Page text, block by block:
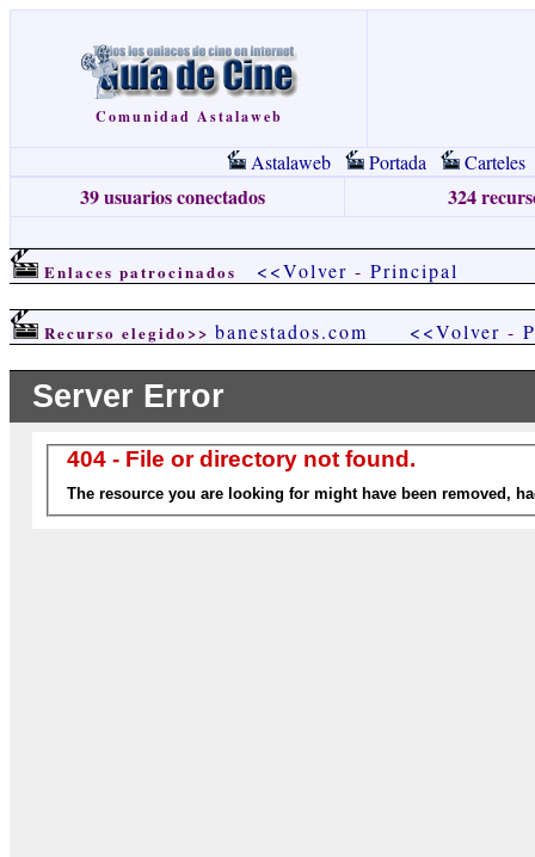
Comunidad Astalaweb
Astalaweb Portada Carteles
39 usuarios conectados 324
Enlaces patrocinados <<Volver - Principal
Recurso elegido>> banestados.com <<Volver -